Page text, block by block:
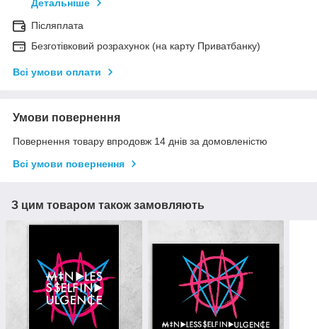
Детальніше
Післяплата
Безготівковий розрахунок (на карту Приватбанку)
Всі умови оплати
Умови повернення
Повернення товару впродовж 14 днів за домовленістю
Всі умови повернення
З цим товаром також замовляють